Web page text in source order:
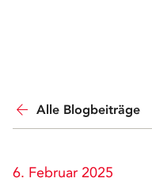
arrow_back Alle Blogbeiträge
6. Februar 2025